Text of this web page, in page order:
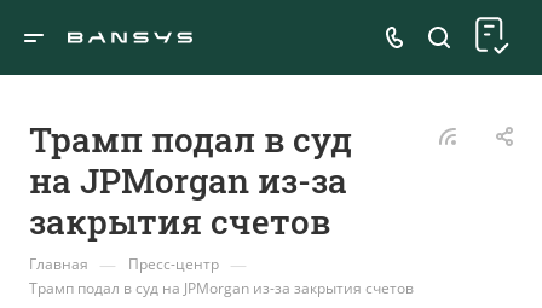
Трамп подал в суд
на JPMorgan из-за
закрытия счетов
Главная — Пресс-центр —
Трамп подал в суд на JPMorgan из-за закрытия счетов